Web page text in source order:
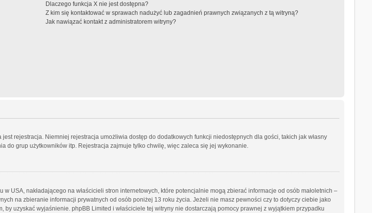
Dlaczego funkcja X nie jest dostępna?
Z kim się kontaktować w sprawach nadużyć lub zagadnień prawnych związanych z tą witryną?
Jak nawiązać kontakt z administratorem witryny?
rejestracja. Niemniej rejestracja umożliwia dostęp do dodatkowych funkcji niedostępnych dla gości, takich jak własny
do grup użytkowników itp. Rejestracja zajmuje tylko chwilę, więc zaleca się jej wykonanie.
USA, nakładającego na właścicieli stron internetowych, które potencjalnie mogą zbierać informacje od osób małoletnich –
na zbieranie informacji prywatnych od osób poniżej 13 roku życia. Jeżeli nie masz pewności czy to dotyczy ciebie jako
uzyskać wyjaśnienie. phpBB Limited i właściciele tej witryny nie dostarczają pomocy prawnej z wyjątkiem przypadku